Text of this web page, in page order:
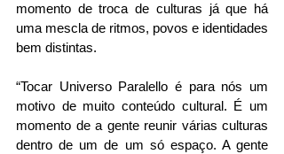
momento de troca de culturas já que há
uma mescla de ritmos, povos e identidades
bem distintas.
“Tocar Universo Paralello é para nós um
motivo de muito conteúdo cultural. É um
momento de a gente reunir várias culturas
dentro de um de um só espaço. A gente